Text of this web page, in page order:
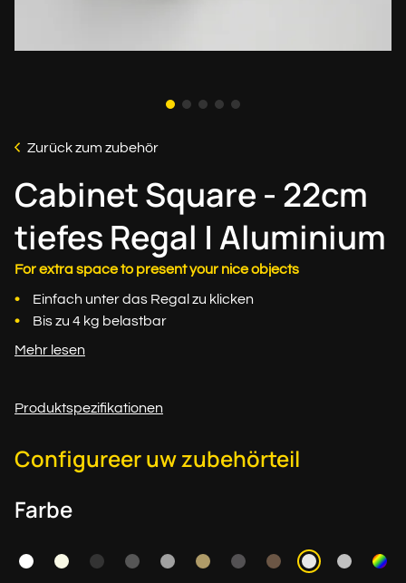
Zurück zum zubehör
Cabinet Square - 22cm
tiefes Regal | Aluminium
For extra space to present your nice objects
Einfach unter das Regal zu klicken
Bis zu 4 kg belastbar
Mehr lesen
Produktspezifikationen
Configureer uw zubehörteil
Farbe